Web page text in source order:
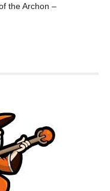
the Archon –